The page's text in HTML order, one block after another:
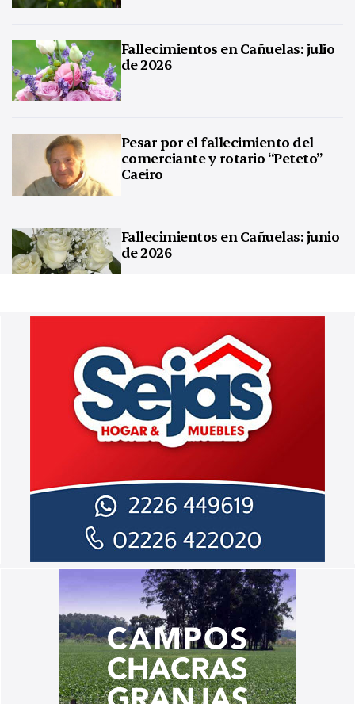
Fallecimientos en Cañuelas: julio
de 2026
Pesar por el fallecimiento del
comerciante y rotario “Peteto”
Caeiro
Fallecimientos en Cañuelas: junio
de 2026